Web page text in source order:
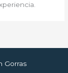
Gorras